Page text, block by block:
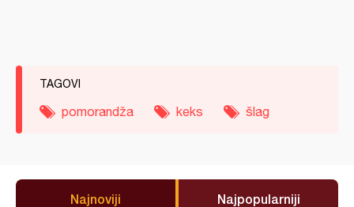
TAGOVI
pomorandža keks šlag
Najnoviji Najpopularniji